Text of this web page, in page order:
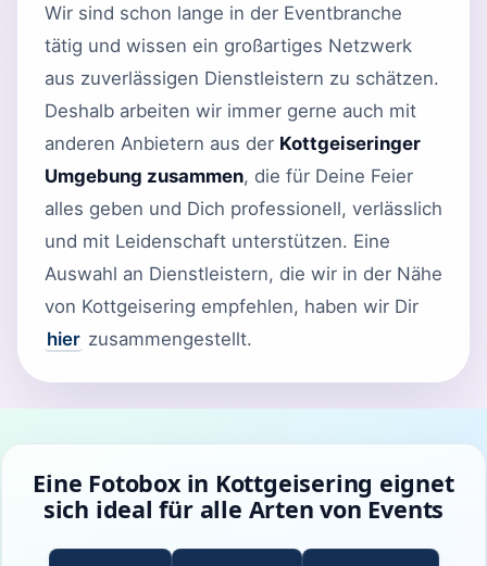
Wir sind schon lange in der Eventbranche
tätig und wissen ein großartiges Netzwerk
aus zuverlässigen Dienstleistern zu schätzen.
Deshalb arbeiten wir immer gerne auch mit
anderen Anbietern aus der Kottgeiseringer
Umgebung zusammen, die für Deine Feier
alles geben und Dich professionell, verlässlich
und mit Leidenschaft unterstützen. Eine
Auswahl an Dienstleistern, die wir in der Nähe
von Kottgeisering empfehlen, haben wir Dir
hier zusammengestellt.
Eine Fotobox in Kottgeisering eignet
sich ideal für alle Arten von Events